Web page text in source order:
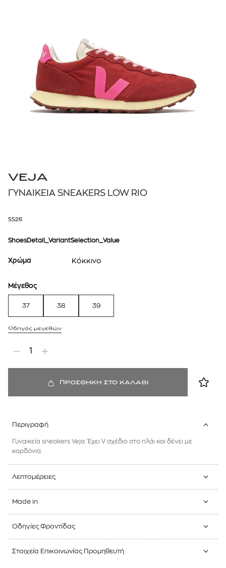
VEJA
ΓΥΝΑΙΚΕΙΑ SNEAKERS LOW RIO
SS26
ShoesDetail_VariantSelection_Value
Χρώμα Κόκκινο
Μέγεθος
37 38 39
Οδηγός μεγεθών
1
ΠΡΟΣΘΗΚΗ ΣΤΟ ΚΑΛΑΘΙ
Περιγραφή
Γυναικεία sneakers Veja. Έχει V σχέδιο στο πλάι και δένει με
κορδόνια.
Λεπτομέρειες
Made in
Οδηγίες Φροντίδας
Στοιχεία Επικοινωνίας Προμηθευτή